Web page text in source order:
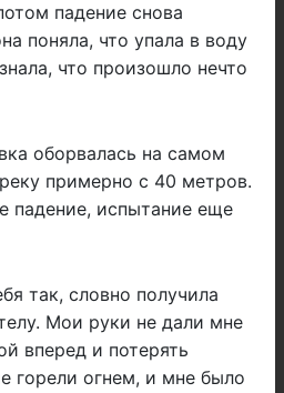
падение снова
поняла, что упала в воду
что произошло нечто
оборвалась на самом
примерно с 40 метров.
падение, испытание еще
так, словно получила
Мои руки не дали мне
вперед и потерять
горели огнем, и мне было